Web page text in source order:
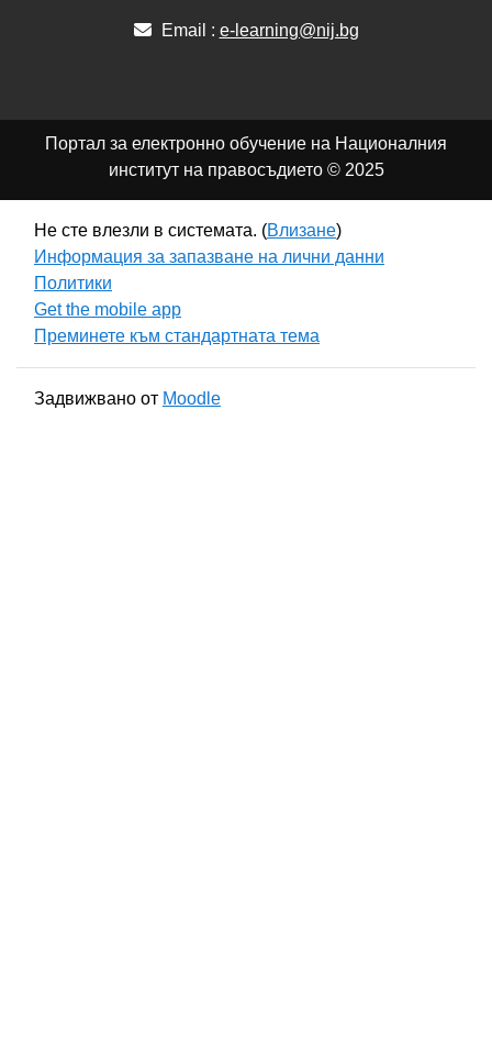
Email : e-learning@nij.bg
Портал за електронно обучение на Националния
институт на правосъдието © 2025
Не сте влезли в системата. (Влизане)
Информация за запазване на лични данни
Политики
Get the mobile app
Преминете към стандартната тема
Задвижвано от Moodle